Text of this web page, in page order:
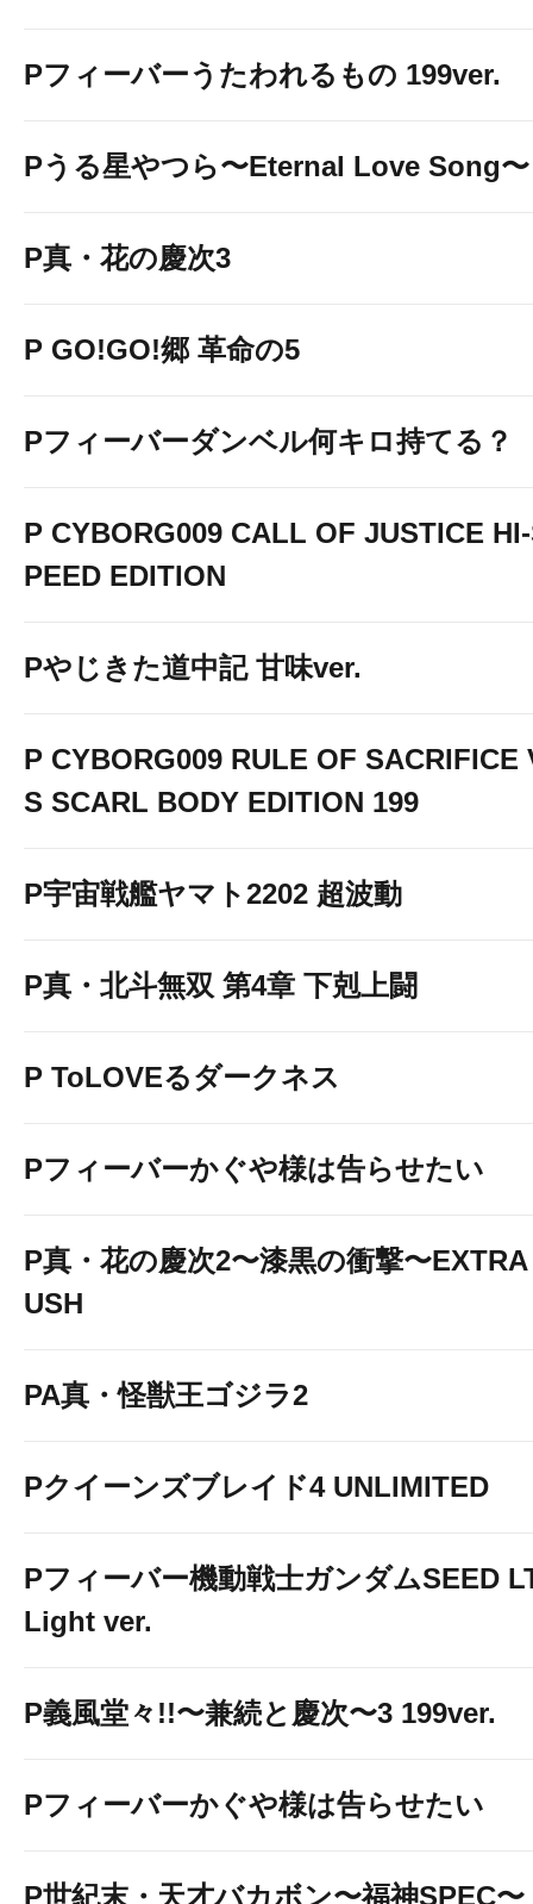
1円パチンコ導
Pフィーバーうたわれるもの 199ver.
Pうる星やつら〜Eternal Love Song〜
P真・花の慶次3
P GO!GO!郷 革命の5
Pフィーバーダンベル何キロ持てる？
P CYBORG009 CALL OF JUSTICE
PEED EDITION
Pやじきた道中記 甘味ver.
P CYBORG009 RULE OF SACRIFICE
S SCARL BODY EDITION 199
P宇宙戦艦ヤマト2202 超波動
P真・北斗無双 第4章 下剋上闘
P ToLOVEるダークネス
Pフィーバーかぐや様は告らせたい
P真・花の慶次2〜漆黒の衝撃〜EXTRA
USH
PA真・怪獣王ゴジラ2
Pクイーンズブレイド4 UNLIMITED
Pフィーバー機動戦士ガンダムSEED
Light ver.
P義風堂々!!〜兼続と慶次〜3 199ver.
Pフィーバーかぐや様は告らせたい
P世紀末・天才バカボン〜福神SPEC〜